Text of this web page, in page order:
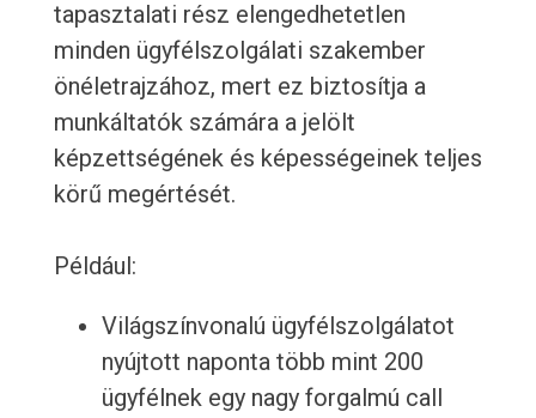
tapasztalati rész elengedhetetlen
minden ügyfélszolgálati szakember
önéletrajzához, mert ez biztosítja a
munkáltatók számára a jelölt
képzettségének és képességeinek teljes
körű megértését.
Például:
Világszínvonalú ügyfélszolgálatot
nyújtott naponta több mint 200
ügyfélnek egy nagy forgalmú call